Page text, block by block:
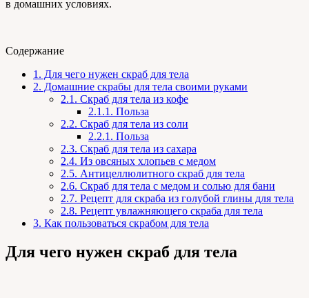
в домашних условиях.
Содержание
1. Для чего нужен скраб для тела
2. Домашние скрабы для тела своими руками
2.1. Скраб для тела из кофе
2.1.1. Польза
2.2. Скраб для тела из соли
2.2.1. Польза
2.3. Скраб для тела из сахара
2.4. Из овсяных хлопьев с медом
2.5. Антицеллюлитного скраб для тела
2.6. Скраб для тела с медом и солью для бани
2.7. Рецепт для скраба из голубой глины для тела
2.8. Рецепт увлажняющего скраба для тела
3. Как пользоваться скрабом для тела
Для чего нужен скраб для тела